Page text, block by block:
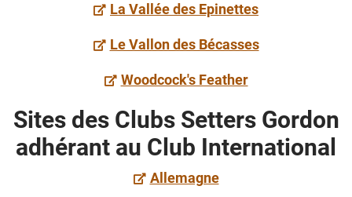
La Vallée des Epinettes
Le Vallon des Bécasses
Woodcock's Feather
Sites des Clubs Setters Gordon
adhérant au Club International
Allemagne